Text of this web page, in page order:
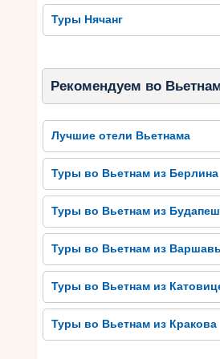
Кантхо. Запланируйте
чтобы получить более
Незабываемые
от
вкусностей Кантхо
Гастрономические вкусности
незабываемые впечатления
вкусной еды. Этот город
провинции Меконг славится
разнообразием кулинарных
непременно порадуют
любого гурмана. Локальная
много блюд с морепродуктами,
свежая рыба, креветки, мидии
Также стоит попробовать
Туры Нячанг
Рекомендуем во
Лучшие отели Вьетнама
Туры во Вьетнам из Берлина
Туры во Вьетнам из
Туры во Вьетнам из
Туры во Вьетнам из
Туры во Вьетнам из Кракова